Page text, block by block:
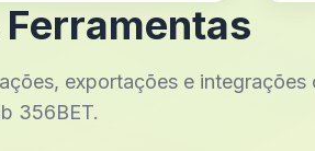
exportações e integrações
356BET.